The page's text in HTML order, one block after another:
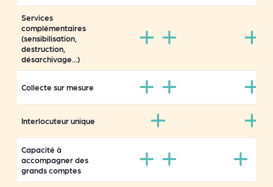
Services
complémentaires
(sensibilisation,
destruction,
désarchivage…)
Collecte sur mesure
Interlocuteur unique
Capacité à
accompagner des
grands comptes